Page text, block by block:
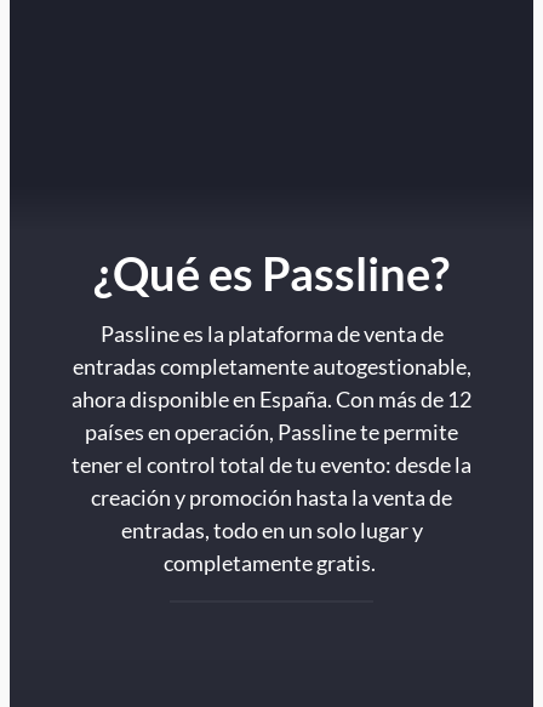
¿Qué es Passline?
Passline es la plataforma de venta de
entradas completamente autogestionable,
ahora disponible en España. Con más de 12
países en operación, Passline te permite
tener el control total de tu evento: desde la
creación y promoción hasta la venta de
entradas, todo en un solo lugar y
completamente gratis.